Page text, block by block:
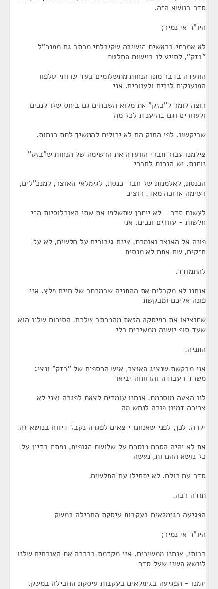
סדר בנושא הזה.
היו"ר אי נמיר;
לא אמרתי בראשית הישיבה שקיבלתי מכתב גם ממנכ"ל
"בזק", לסייע לו ביישום החלטת
הוועדה בדבר מתן הנחות מתשלומים בעד שרותי טלפון
המוענקים לנכים ולעוורים. אני
רוצה לומר ל"בזק" את מלוא השבחים גם ביחס שלו לנכים
ולעוורים וגם בהיענות לכל מה
שביקשנו. לפי החוק הם לא יכולים להמשיך לתת הנחות.
צילמנו עבור חברי הוועדה את הרשימה של הנחות ש"בזק"
נותנת. יש הנחות לחברי
הכנסת, לאלמנות של חברי כנסת, לגימלאי האוצר, למנכ"לים,
רשימה ארוכה מאד. רוצים
לעשות סדר - לא ייתכן שתשלפו את שתי האוכלוסיות הכי
חלשות - עוורים ונכים. אני
פונה אל האוצר ואומרת, אינם גיבורים על חלשים, לא על
חזקים, שם אתם לא מנסים
להתמודד.
אנחנו לא מקבלים את ההתניה שבמכתב של חיים פלץ. אני
פונה אליכם ומבקשת
שתוציאו את הפיסקה הזאת מהמכתב שלכם. הסיכום שלנו הוא
שעד סוף יושנה ממשיכים בלי
התניה.
אני מבקשת שנציג האוצר, איש הכספים של "בזק" ונציג
משרד העבודה והרווחה יביאו
לנו הצעה מוסכמת. אנחנו עומדים לצאת לפגרה ואני לא
צריכה דמיון פורה לנחש מה
יקרה. לכן, לפני שאנחנו יוצאים לפגרה נקבל דיווח בנושא זה.
אם לא יהיה הסכם מוסכם על שלושת הגופים, נפתח בדיון על
כל נושא ההנחות, נעשה
סדר עם כולם. לא יתחילו עם החלשים.
תודה רבה.
הפגיעה בגימלאים בעקבות עיסקת החבילה במשק
היו"ר אי נמיר;
רבותי, אנחנו ממשיכים. אני מקדמת בברכה את האורחים שלנו
לנושא השני שעל סדר
יומנו - הפגיעה בגימלאים בעקבות עיסקת החבילה במשק.